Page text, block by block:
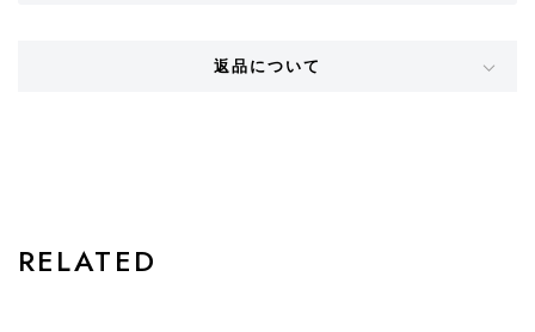
返品について
RELATED